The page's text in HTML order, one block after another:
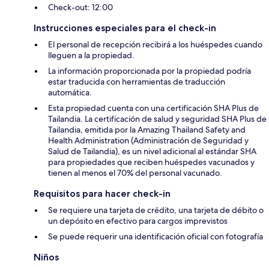
Check-out: 12:00
Instrucciones especiales para el check-in
El personal de recepción recibirá a los huéspedes cuando
lleguen a la propiedad.
La información proporcionada por la propiedad podría
estar traducida con herramientas de traducción
automática.
Esta propiedad cuenta con una certificación SHA Plus de
Tailandia. La certificación de salud y seguridad SHA Plus de
Tailandia, emitida por la Amazing Thailand Safety and
Health Administration (Administración de Seguridad y
Salud de Tailandia), es un nivel adicional al estándar SHA
para propiedades que reciben huéspedes vacunados y
tienen al menos el 70% del personal vacunado.
Requisitos para hacer check-in
Se requiere una tarjeta de crédito, una tarjeta de débito o
un depósito en efectivo para cargos imprevistos
Se puede requerir una identificación oficial con fotografía
Niños